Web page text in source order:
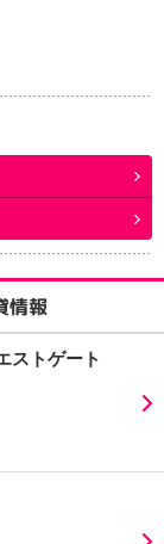
情報
ストゲート